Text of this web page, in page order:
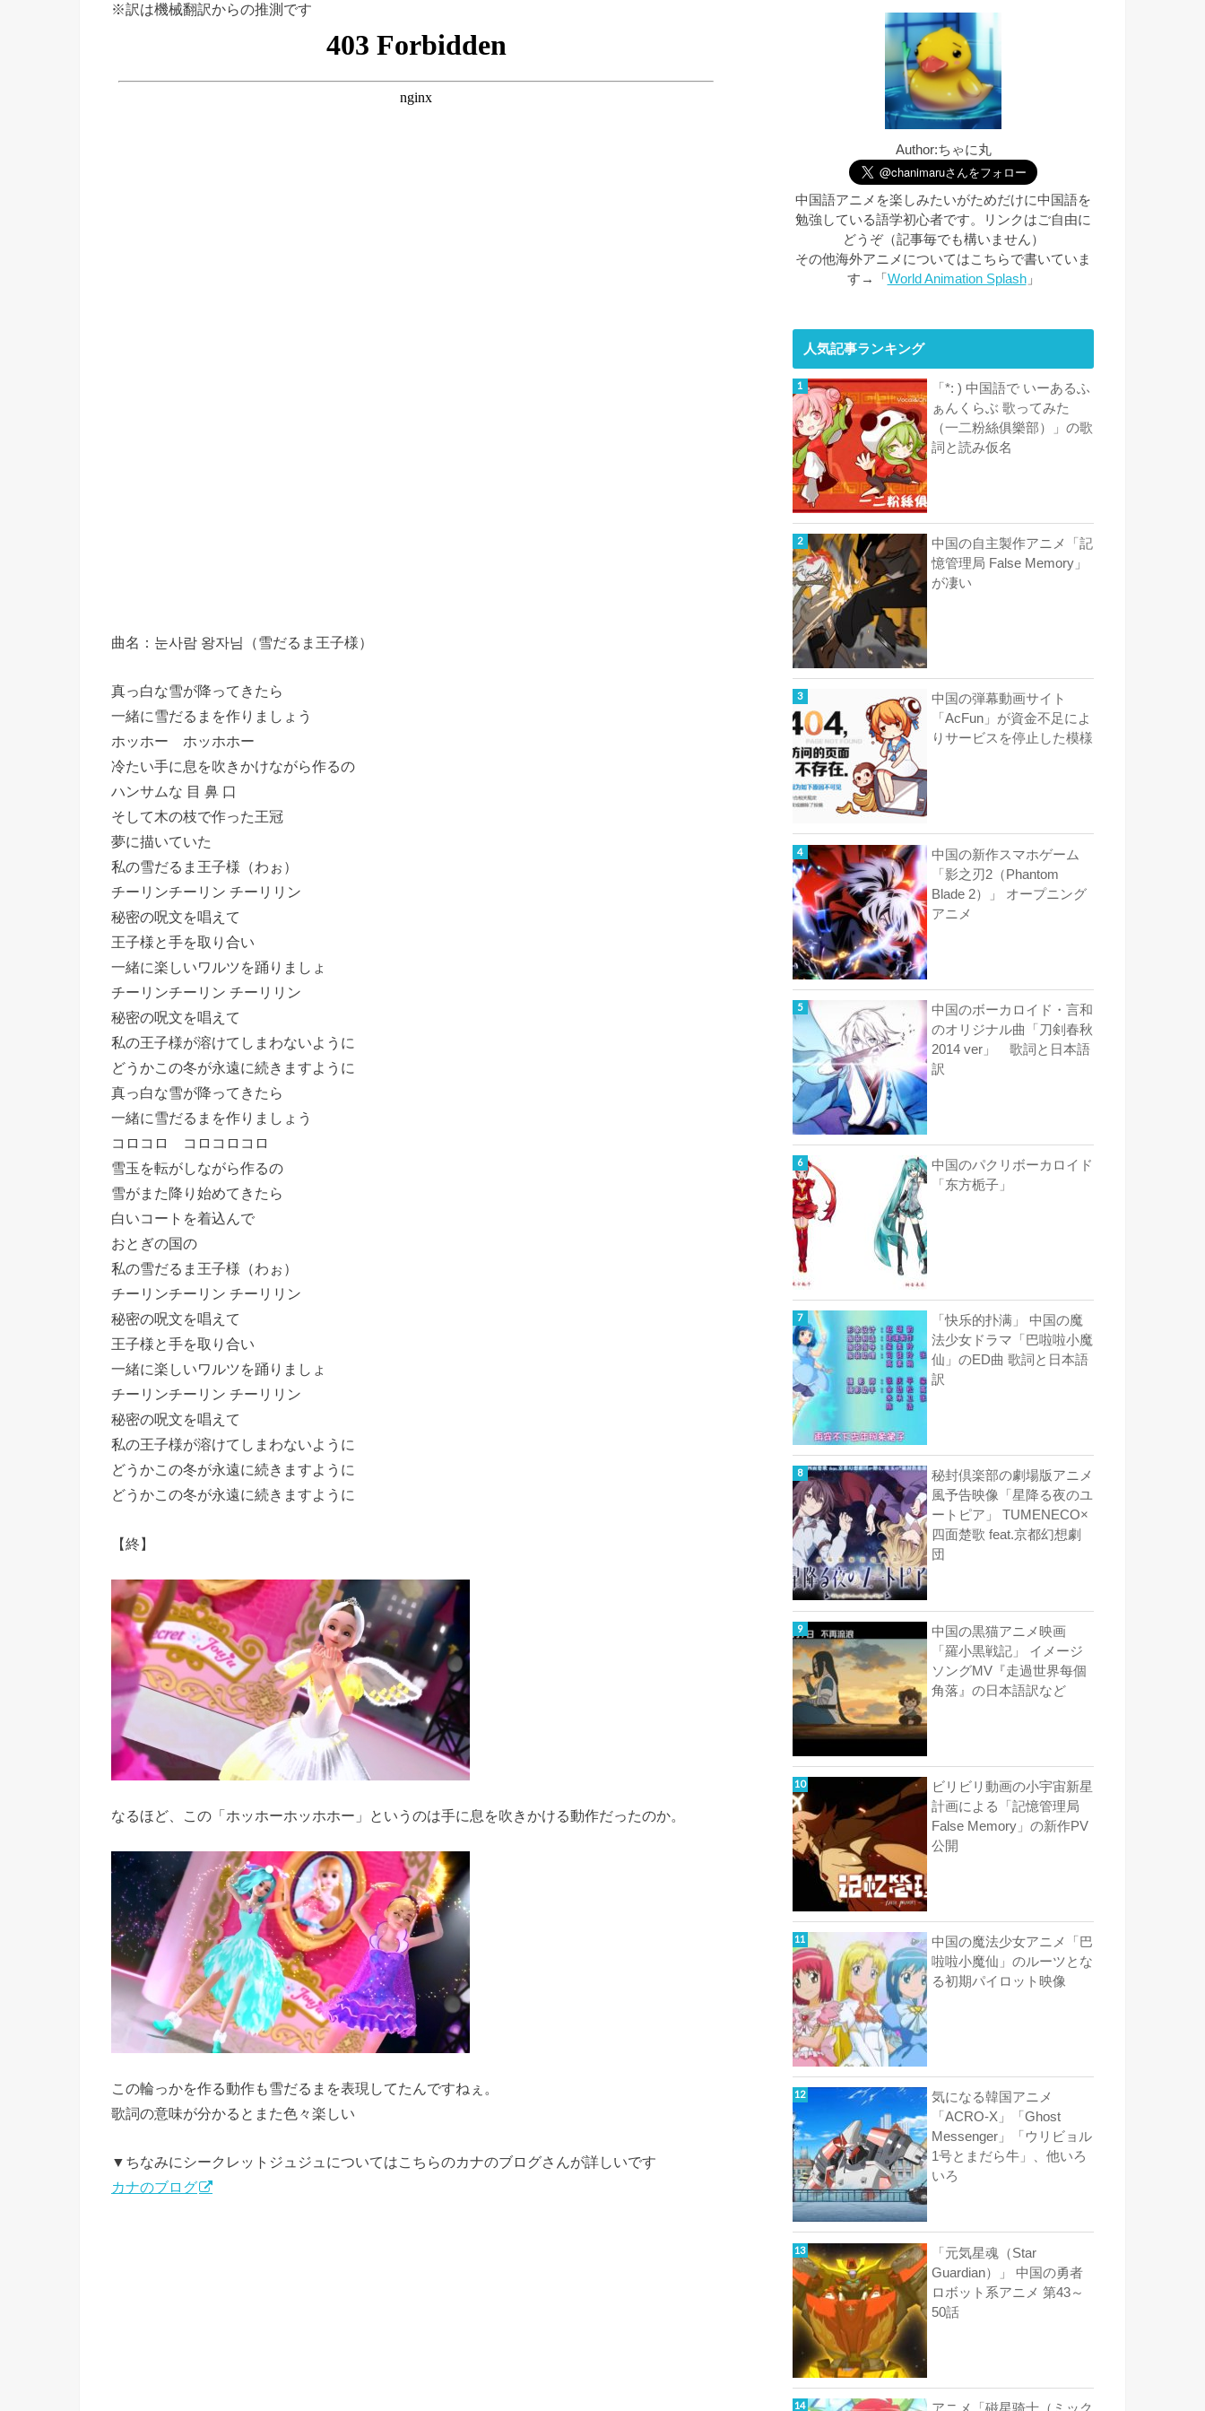
※訳は機械翻訳からの推測です
曲名：눈사람 왕자님（雪だるま王子様）
真っ白な雪が降ってきたら
一緒に雪だるまを作りましょう
ホッホー ホッホホー
冷たい手に息を吹きかけながら作るの
ハンサムな 目 鼻 口
そして木の枝で作った王冠
夢に描いていた
私の雪だるま王子様（わぉ）
チーリンチーリン チーリリン
秘密の呪文を唱えて
王子様と手を取り合い
一緒に楽しいワルツを踊りましょ
チーリンチーリン チーリリン
秘密の呪文を唱えて
私の王子様が溶けてしまわないように
どうかこの冬が永遠に続きますように
真っ白な雪が降ってきたら
一緒に雪だるまを作りましょう
コロコロ コロコロコロ
雪玉を転がしながら作るの
雪がまた降り始めてきたら
白いコートを着込んで
おとぎの国の
私の雪だるま王子様（わぉ）
チーリンチーリン チーリリン
秘密の呪文を唱えて
王子様と手を取り合い
一緒に楽しいワルツを踊りましょ
チーリンチーリン チーリリン
秘密の呪文を唱えて
私の王子様が溶けてしまわないように
どうかこの冬が永遠に続きますように
どうかこの冬が永遠に続きますように
【終】
なるほど、この「ホッホーホッホホー」というのは手に息を吹きかける動作だったのか。
この輪っかを作る動作も雪だるまを表現してたんですねぇ。
歌詞の意味が分かるとまた色々楽しい
▼ちなみにシークレットジュジュについてはこちらのカナのブログさんが詳しいです
カナのブログ
Author:ちゃに丸
中国語アニメを楽しみたいがためだけに中国語を
勉強している語学初心者です。リンクはご自由に
どうぞ（記事毎でも構いません）
その他海外アニメについてはこちらで書いていま
す→「 World Animation Splash」
人気記事ランキング
「*: ) 中国語で いーあるふ
ぁんくらぶ 歌ってみた
（一二粉絲俱樂部）」の歌
詞と読み仮名
中国の自主製作アニメ「記
憶管理局 False Memory」
が凄い
中国の弾幕動画サイト
「AcFun」が資金不足によ
りサービスを停止した模様
中国の新作スマホゲーム
「影之刃2（Phantom
Blade 2）」 オープニング
アニメ
中国のボーカロイド・言和
のオリジナル曲「刀剣春秋
2014 ver」 歌詞と日本語
訳
中国のパクリボーカロイド
「东方栀子」
「快乐的扑满」 中国の魔
法少女ドラマ「巴啦啦小魔
仙」のED曲 歌詞と日本語
訳
秘封倶楽部の劇場版アニメ
風予告映像「星降る夜のユ
ートピア」 TUMENECO×
四面楚歌 feat.京都幻想劇
団
中国の黒猫アニメ映画
「羅小黒戦記」 イメージ
ソングMV『走過世界每個
角落』の日本語訳など
ビリビリ動画の小宇宙新星
計画による「記憶管理局
False Memory」の新作PV
公開
中国の魔法少女アニメ「巴
啦啦小魔仙」のルーツとな
る初期パイロット映像
気になる韓国アニメ
「ACRO-X」「Ghost
Messenger」「ウリビョル
1号とまだら牛」、他いろ
いろ
「元気星魂（Star
Guardian）」 中国の勇者
ロボット系アニメ 第43～
50話
アニメ「磁星骑士（ミック